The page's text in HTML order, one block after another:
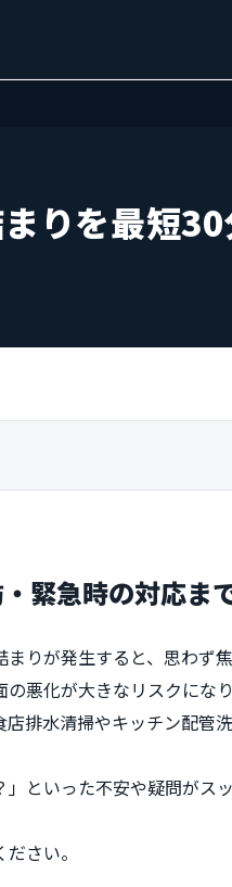
りを最短30
緊急時の対応ま
りが発生すると、思わず
悪化が大きなリスクになり
排水清掃やキッチン配管
といった不安や疑問がス
さい。